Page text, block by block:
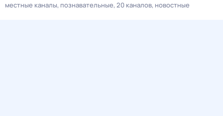
местные каналы познавательные 20 каналов новостные